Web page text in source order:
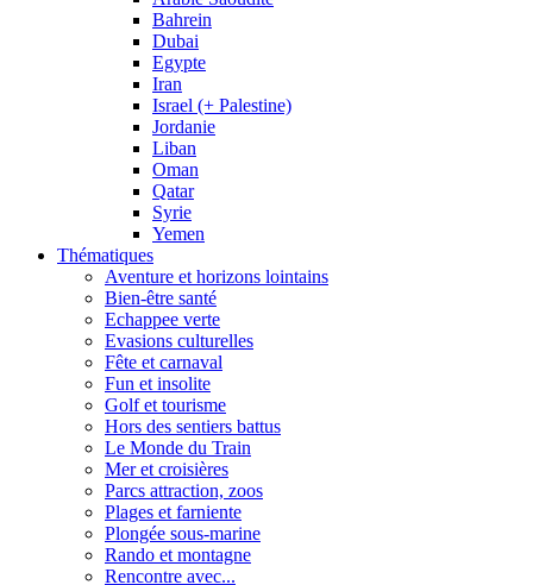
Bahrein
Dubai
Egypte
Iran
Israel (+ Palestine)
Jordanie
Liban
Oman
Qatar
Syrie
Yemen
Thématiques
Aventure et horizons lointains
Bien-être santé
Echappee verte
Evasions culturelles
Fête et carnaval
Fun et insolite
Golf et tourisme
Hors des sentiers battus
Le Monde du Train
Mer et croisières
Parcs attraction, zoos
Plages et farniente
Plongée sous-marine
Rando et montagne
Rencontre avec...